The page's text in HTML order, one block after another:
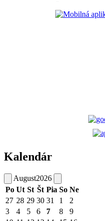
Kalendár
August2026
Po Ut St Št Pia So Ne
27 28 29 30 31 1
2
3
4 5 6 7 8
9